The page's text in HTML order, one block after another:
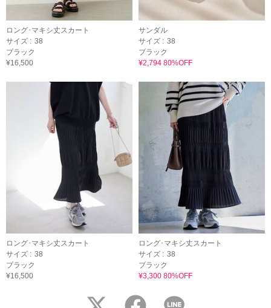
ロング･マキシ丈スカート
サイズ : 38
ブラック
¥16,500
サンダル
サイズ : 38
ブラック
¥2,794 80%OFF
ロング･マキシ丈スカート
サイズ : 38
ブラック
¥16,500
ロング･マキシ丈スカート
サイズ : 38
ブラック
¥3,300 80%OFF
twitter facebook